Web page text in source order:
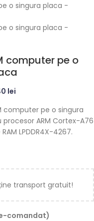
computer pe o
lei
computer pe o singura
ARM Cortex-A76
LPDDR4X-4267.
transport gratuit!
comandat)